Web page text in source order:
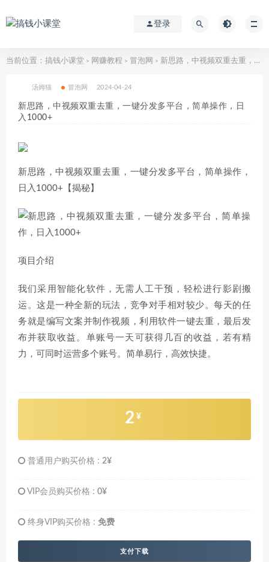
登录
当前位置： 搞钱小课堂 > 网赚教程 > 冒泡网 > 新思路，中视频双重去重，一键分发多平台，简单操作，日入1000+
汤姆猫 冒泡网 2024-04-24
新思路，中视频双重去重，一键分发多平台，简单操作，日
入1000+
新思路，中视频双重去重，一键分发多平台，简单操作，
日入1000+【揭秘】
项目介绍
我们采用智能化软件，无需人工干预，轻松进行影剧搬
运。这是一种全新的玩法，竞争对手相对较少。每天的任
务就是编写文案并制作视频，利用软件一键去重，最后发
布并获取收益。单账号一天可获得几百的收益，若有精
力，可同时运营多个账号。简单易行，高效快捷。
2 ¥
普通用户购买价格 : 2¥
VIP会员购买价格 : 0¥
终身VIP购买价格 : 免费
支付下载